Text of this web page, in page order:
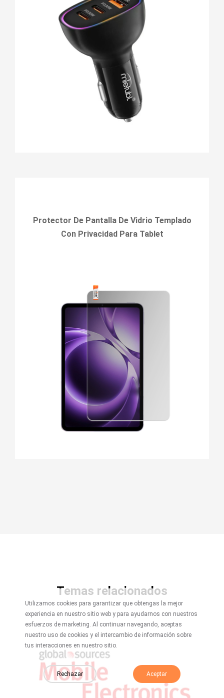
Protector De Pantalla De Vidrio Templado
Con Privacidad Para Tablet
Temas relacionados
Utilizamos cookies para garantizar que obtengas la mejor
experiencia en nuestro sitio web y para ayudarnos con nuestros
esfuerzos de marketing. Al continuar navegando, aceptas
nuestro uso de cookies y el intercambio de información sobre
tus interacciones en nuestro sitio.
Rechazar Aceptar